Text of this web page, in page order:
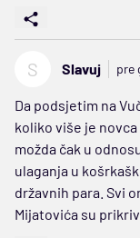
S Slavuj pre
Da podsjetim na
koliko više je novca
možda čak u
ulaganja u
državnih para. Svi
Mijatovića su